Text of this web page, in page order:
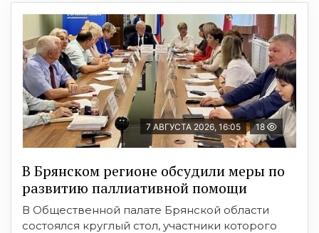
7 АВГУСТА 2026, 16:05 18
В Брянском регионе обсудили меры по
развитию паллиативной помощи
В Общественной палате Брянской области
состоялся круглый стол, участники которого